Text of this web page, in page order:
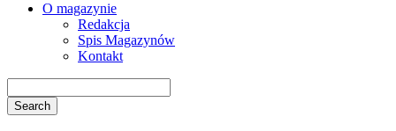
O magazynie
Redakcja
Spis Magazynów
Kontakt